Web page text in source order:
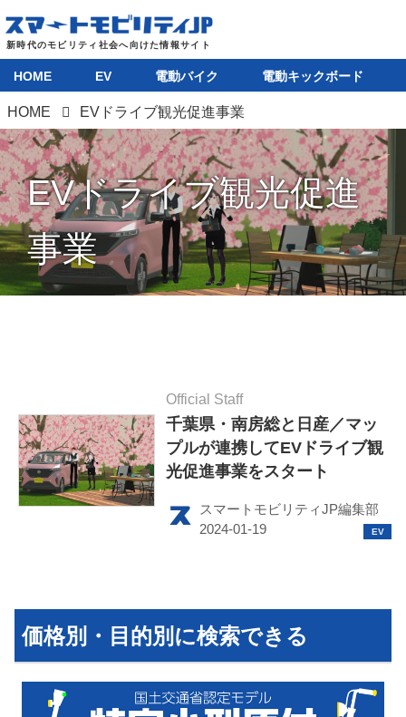
HOME
電動キックボード
ライフスタイル
HOME EV 電動バイク 電動キックボード
HOME EVドライブ観光促進事業
EVドライブ観光促進
事業
Official Staff
千葉県・南房総と日産／マッ
プルが連携してEVドライブ観
光促進事業をスタート
スマートモビリティJP編集部
価格別・目的別に検索できる